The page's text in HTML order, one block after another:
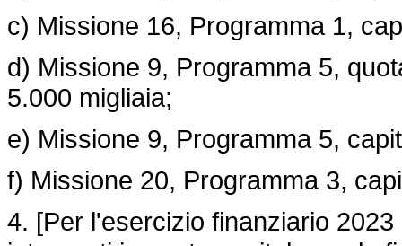
c) Missione 16, Programma 1,
d) Missione 9, Programma 5,
5.000 migliaia;
e) Missione 9, Programma 5,
f) Missione 20, Programma 3,
4. [Per l'esercizio finanziario